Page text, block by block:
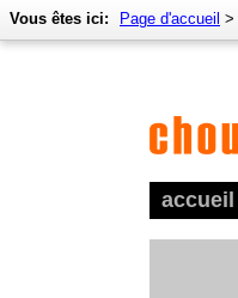
accueil
Vous êtes ici: Page d'accueil >